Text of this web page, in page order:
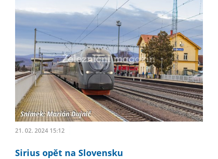
21. 02. 2024 15:12
Sirius opět na Slovensku